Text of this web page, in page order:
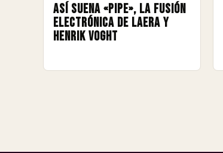
Así suena «Pipe», la fusión
electrónica de Laera y
Henrik Voght